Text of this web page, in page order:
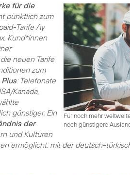
Für noch mehr
noch günstigere
für die
pünktlich zum
Tarife Ay
Kund*innen
neuen Tarife
zum
: Telefonate
Kanada,
günstiger. Ein
der
und Kulturen
ermöglicht, mit der deutsch-